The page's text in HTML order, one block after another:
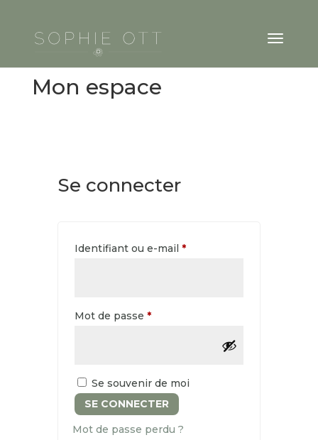
Mon espace
Se connecter
Identifiant ou e-mail *Obligatoire
Mot de passe *Obligatoire
Se souvenir de moi
SE CONNECTER
Mot de passe perdu ?